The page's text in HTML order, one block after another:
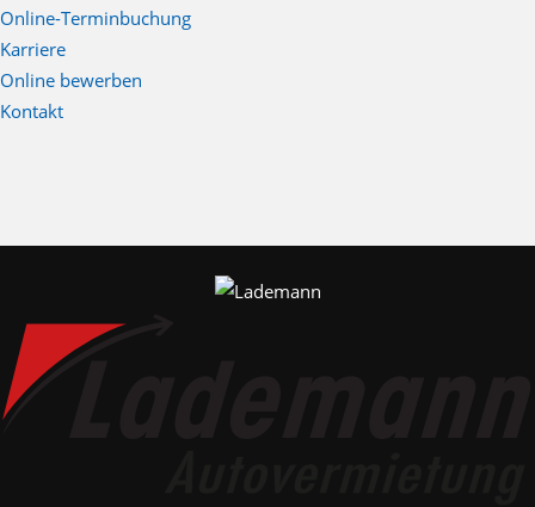
Online-Terminbuchung
Karriere
Online bewerben
Kontakt